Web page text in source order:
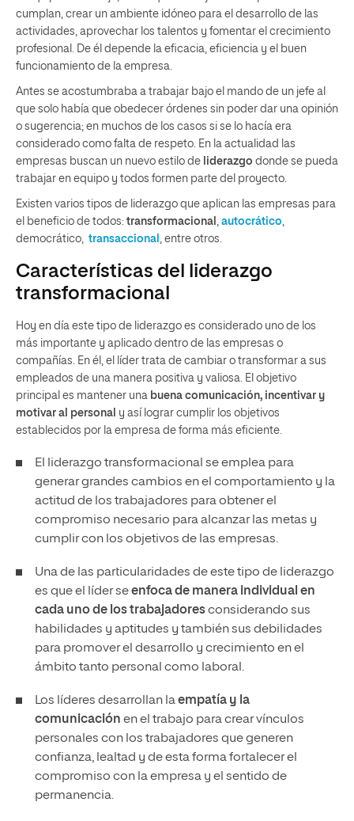
cumplan, crear un ambiente idóneo para el desarrollo de las
actividades, aprovechar los talentos y fomentar el crecimiento
profesional. De él depende la eficacia, eficiencia y el buen
funcionamiento de la empresa.
Antes se acostumbraba a trabajar bajo el mando de un jefe al
que solo había que obedecer órdenes sin poder dar una opinión
o sugerencia; en muchos de los casos si se lo hacía era
considerado como falta de respeto. En la actualidad las
empresas buscan un nuevo estilo de liderazgo donde se pueda
trabajar en equipo y todos formen parte del proyecto.
Existen varios tipos de liderazgo que aplican las empresas para
el beneficio de todos: transformacional autocrático
democrático, transaccional , entre otros.
Características del liderazgo
transformacional
Hoy en día este tipo de liderazgo es considerado uno de los
más importante y aplicado dentro de las empresas o
compañías. En él, el líder trata de cambiar o transformar a sus
empleados de una manera positiva y valiosa. El objetivo
principal es mantener una buena comunicación, incentivar y
motivar al personal y así lograr cumplir los objetivos
establecidos por la empresa de forma más eficiente.
El liderazgo transformacional se emplea para
generar grandes cambios en el comportamiento y la
actitud de los trabajadores para obtener el
compromiso necesario para alcanzar las metas y
cumplir con los objetivos de las empresas.
Una de las particularidades de este tipo de liderazgo
es que el líder seenfoca de manera individual en
cada uno de los trabajadoresconsiderando sus
habilidades y aptitudes y también sus debilidades
para promover el desarrollo y crecimiento en el
ámbito tanto personal como laboral.
Los líderes desarrollan laempatía y la
comunicación en el trabajo para crear vínculos
personales con los trabajadores que generen
confianza, lealtad y de esta forma fortalecer el
compromiso con la empresa y el sentido de
permanencia.